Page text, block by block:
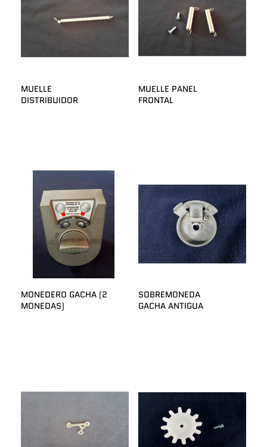
MUELLE
DISTRIBUIDOR
MUELLE PANEL
FRONTAL
MONEDERO GACHA (2
MONEDAS)
SOBREMONEDA
GACHA ANTIGUA